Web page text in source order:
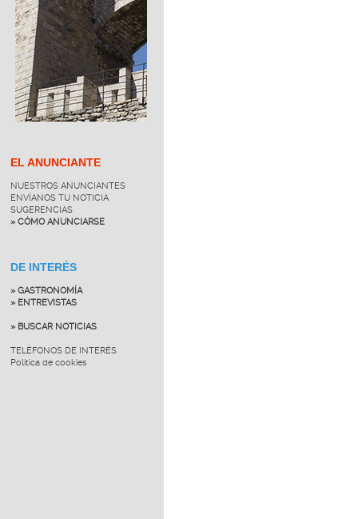
EL ANUNCIANTE
NUESTROS ANUNCIANTES
ENVÍANOS TU NOTICIA
SUGERENCIAS
» CÓMO ANUNCIARSE
DE INTERÉS
» GASTRONOMÍA
» ENTREVISTAS
» BUSCAR NOTICIAS
TELÉFONOS DE INTERÉS
Política de cookies